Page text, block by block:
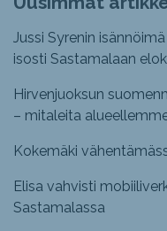
Jussi Syrenin
isosti Sastamalaan
Hirvenjuoksun
– mitaleita
Kokemäki
Elisa vahvisti
Sastamalassa